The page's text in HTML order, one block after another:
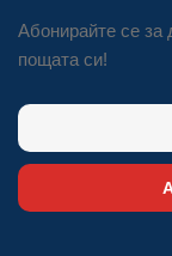
Абонирайте се за
пощата си!